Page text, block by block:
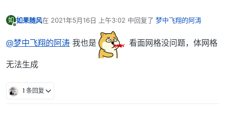
如 如果随风在 2021年5月16日 上午3:02 中回复了 梦中飞翔的阿涛
最后由 编辑
@梦中飞翔的阿涛 我也是 看面网格没问题，体网格
无法生成
1 条回复